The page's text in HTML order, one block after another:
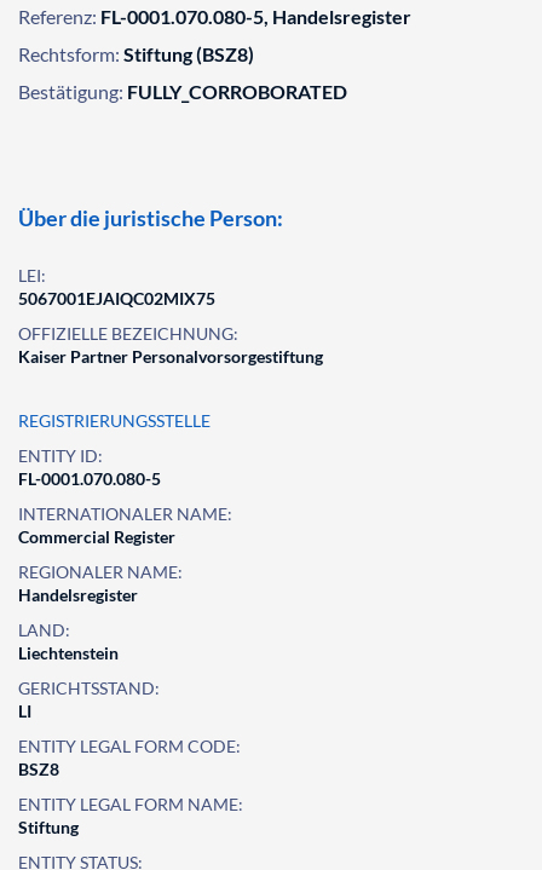
Referenz: FL-0001.070.080-5, Handelsregister
Rechtsform: Stiftung (BSZ8)
Bestätigung: FULLY_CORROBORATED
Über die juristische Person:
LEI:
5067001EJAIQC02MIX75
OFFIZIELLE BEZEICHNUNG:
Kaiser Partner Personalvorsorgestiftung
REGISTRIERUNGSSTELLE
ENTITY ID:
FL-0001.070.080-5
INTERNATIONALER NAME:
Commercial Register
REGIONALER NAME:
Handelsregister
LAND:
Liechtenstein
GERICHTSSTAND:
LI
ENTITY LEGAL FORM CODE:
BSZ8
ENTITY LEGAL FORM NAME:
Stiftung
ENTITY STATUS: